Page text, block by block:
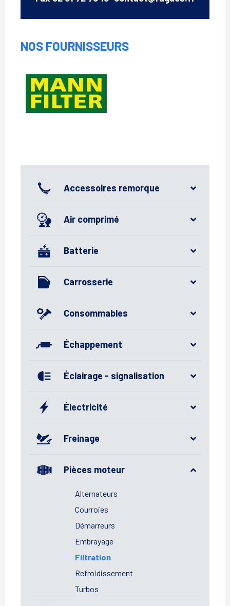
Accessoires remorque
Air comprimé
Batterie
Carrosserie
Consommables
Échappement
Éclairage - signalisation
Électricité
Freinage
Pièces moteur
Alternateurs
Courroies
Démarreurs
Embrayage
Filtration
Refroidissement
Turbos
NOS FOURNISSEURS
Mann
Filter